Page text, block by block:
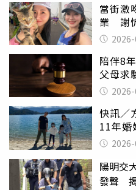
當街激
業 謝
心聲
陪伴8
父母求
快訊／
11年婚
陽明交
發聲 揭